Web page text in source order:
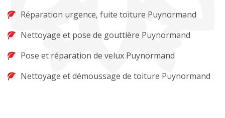
Réparation urgence, fuite toiture Puynormand
Nettoyage et pose de gouttière Puynormand
Pose et réparation de velux Puynormand
Nettoyage et démoussage de toiture Puynormand